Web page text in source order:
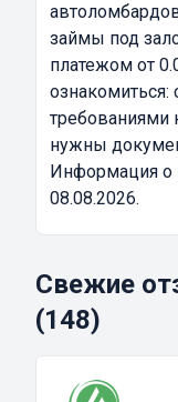
займы под
платежом от
ознакомиться:
требованиями
нужны
Информация о
08.08.2026.
Свежие
(148)